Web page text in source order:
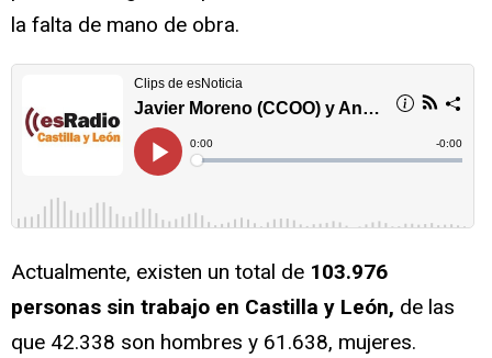
la falta de mano de obra.
Actualmente, existen un total de 103.976
personas sin trabajo en Castilla y León, de las
que 42.338 son hombres y 61.638, mujeres.